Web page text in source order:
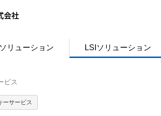
リューション LSIソリューション
ビス
ーサービス